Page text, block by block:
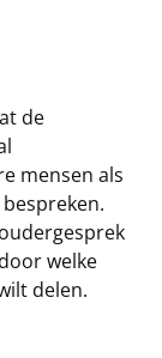
de
mensen als
welke
delen.